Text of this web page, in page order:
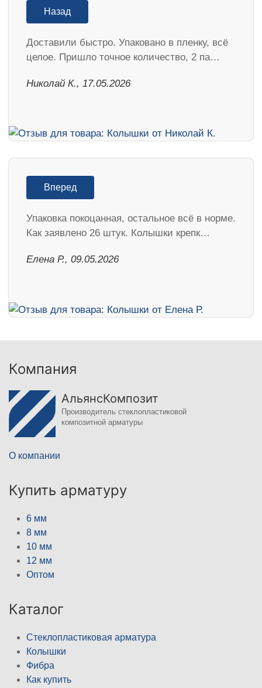
Назад
Доставили быстро. Упаковано в пленку, всё
целое. Пришло точное количество, 2 па…
Николай К., 17.05.2026
Вперед
Упаковка покоцанная, остальное всё в норме.
Как заявлено 26 штук. Колышки крепк…
Елена Р., 09.05.2026
Компания
АльянсКомпозит
Производитель стеклопластиковой
композитной арматуры
О компании
Купить арматуру
6 мм
8 мм
10 мм
12 мм
Оптом
Каталог
Стеклопластиковая арматура
Колышки
Фибра
Как купить